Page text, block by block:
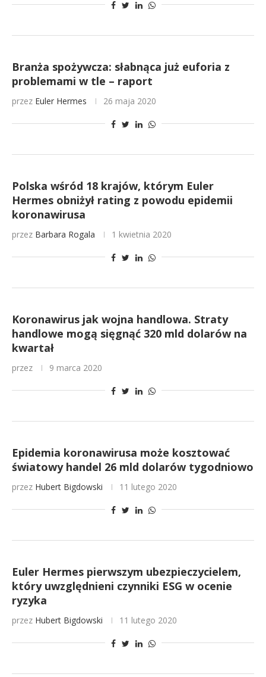
Branża spożywcza: słabnąca już euforia z
problemami w tle – raport
przez Euler Hermes 26 maja 2020
Polska wśród 18 krajów, którym Euler
Hermes obniżył rating z powodu epidemii
koronawirusa
przez Barbara Rogala 1 kwietnia 2020
Koronawirus jak wojna handlowa. Straty
handlowe mogą sięgnąć 320 mld dolarów na
kwartał
przez 9 marca 2020
Epidemia koronawirusa może kosztować
światowy handel 26 mld dolarów tygodniowo
przez Hubert Bigdowski 11 lutego 2020
Euler Hermes pierwszym ubezpieczycielem,
który uwzględnieni czynniki ESG w ocenie
ryzyka
przez Hubert Bigdowski 11 lutego 2020